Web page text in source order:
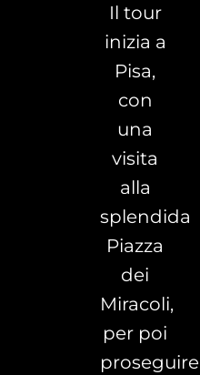
Il tour
inizia a
Pisa,
con
una
visita
alla
splendida
Piazza
dei
Miracoli,
per poi
proseguire